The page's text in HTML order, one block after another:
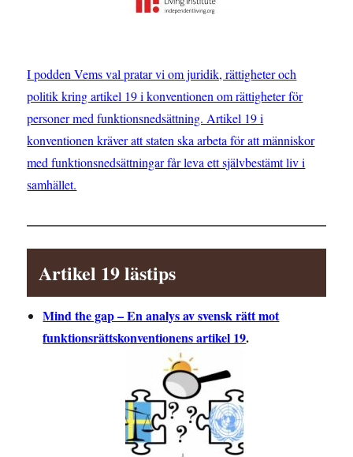
I podden Vems val pratar vi om juridik, rättigheter och
politik kring artikel 19 i konventionen om rättigheter för
personer med funktionsnedsättning. Artikel 19 i
konventionen kräver att staten ska arbeta för att människor
med funktionsnedsättningar får leva ett självbestämt liv i
samhället.
Artikel 19 lästips
Mind the gap – En analys av svensk rätt mot
funktionsrättskonventionens artikel 19.